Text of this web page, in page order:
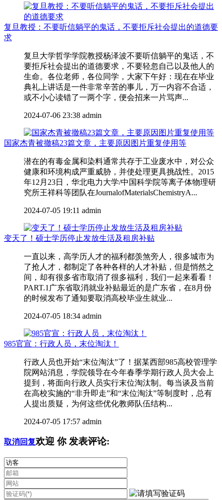
复旦教授：不要听信躺平的鬼话，不要拒斥社会提出的道德要
求
复旦大学哲学学院教授杨泽波不要听信躺平的鬼话，不
要拒斥社会提出的道德要求，不要轻忽自己以及他人的
生命。各位老师，各位同学，大家下午好：现在在毕业
典礼上讲话是一件非常辛苦的事儿，万一内容不合适，
或不小心读错了一两个字，便会招来一片骂声...
2024-07-06 23:38 admin
国家杰青被撤稿23篇文章，主要原因图片重复使用等
潜在的有毒金属和染料通常共存于工业废水中，对公众
健康和环境构成严重威胁，并使处理更具挑战性。2015
年12月23日，华北电力大学/中国科学院等离子体物理研
究所王祥科等团队在JournalofMaterialsChemistryA...
2024-07-05 19:11 admin
变天了！硕士学历停止发放生活及租房补贴
一直以来，高学历人才的福利都羡煞旁人，很多城市为
了抢人才，都制定了各种各样的人才补贴，但是悄然之
间，却有很多省市取消了很多福利，我们一起来看看！
PART.1广东省取消就业补贴最近的是广东省，在8月份
的时候发布了通知要取消高校毕业生就业...
2024-07-05 18:34 admin
985官宣：行政人员，末位淘汰！
行政人员也开始“末位淘汰”了！据某西部985高校管理学
院网站消息，学院领导在今年春季学期行政人员大会上
提到，将面向行政人员实行末位淘汰制。每当谈及当前
在高校实施的“非升即走”和“末位淘汰”等制度时，总有
人提出质疑，为何这些优化教师队伍结构...
2024-07-05 17:57 admin
取消回复欢迎 你发表评论: